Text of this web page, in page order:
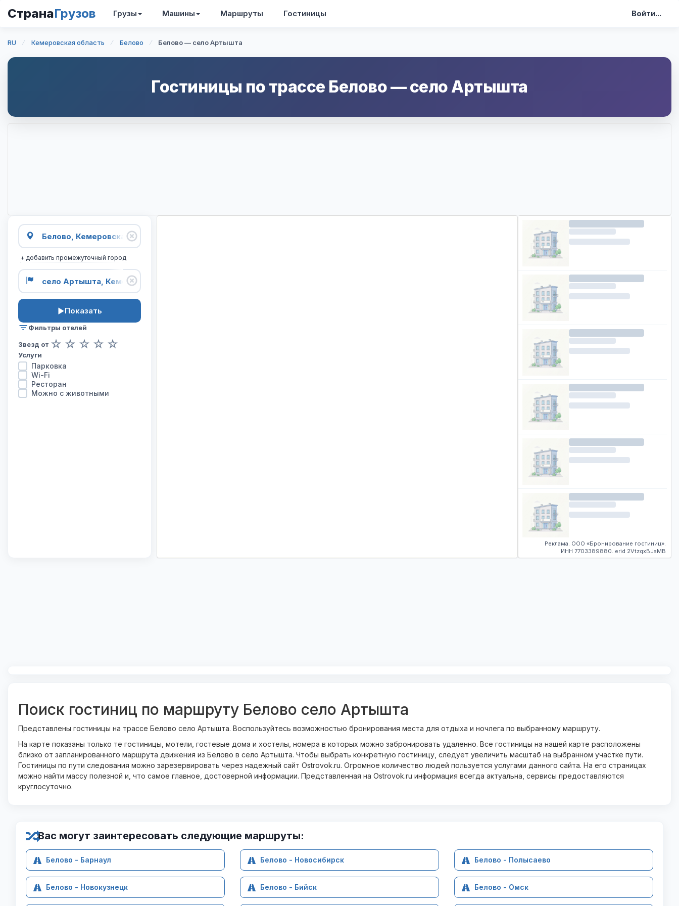
СтранаГрузов Грузы Машины Маршруты Гостиницы Войти...
RU Кемеровская область Белово Белово — село Артышта
Гостиницы по трассе Белово—село Артышта
+ добавить промежуточный город
Показать
Фильтры отелей
Звезд от ☆ ☆ ☆ ☆ ☆
Услуги
Парковка
Wi-Fi
Ресторан
Можно с животными
Реклама. ООО «Бронирование гостиниц».
ИНН 7703389880. erid 2VtzqxBJaMB
Поиск гостиниц по маршруту Белово село Артышта
Представлены гостиницы на трассе Белово село Артышта. Воспользуйтесь возможностью бронирования места для отдыха и ночлега по выбранному маршруту.
На карте показаны только те гостиницы, мотели, гостевые дома и хостелы, номера в которых можно забронировать удаленно. Все гостиницы на нашей карте расположены
близко от запланированного маршрута движения из Белово в село Артышта. Чтобы выбрать конкретную гостиницу, следует увеличить масштаб на выбранном участке пути.
Гостиницы по пути следования можно зарезервировать через надежный сайт Ostrovok.ru. Огромное количество людей пользуется услугами данного сайта. На его страницах
можно найти массу полезной и, что самое главное, достоверной информации. Представленная на Ostrovok.ru информация всегда актуальна, сервисы предоставляются
круглосуточно.
Вас могут заинтересовать следующие маршруты:
Белово - Барнаул Белово - Новосибирск Белово - Полысаево
Белово - Новокузнецк Белово - Бийск Белово - Омск